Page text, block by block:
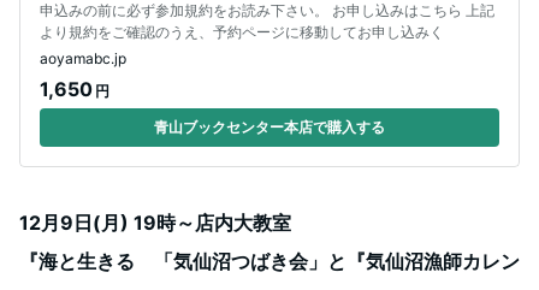
ベント
申込みの前に必ず参加規約をお読み下さい。 お申し込みはこちら 上記
より規約をご確認のうえ、予約ページに移動してお申し込みく
aoyamabc.jp
1,650 円
青山ブックセンター本店で購入する
12月9日(月) 19時～店内大教室
『海と生きる 「気仙沼つばき会」と『気仙沼漁師カレン